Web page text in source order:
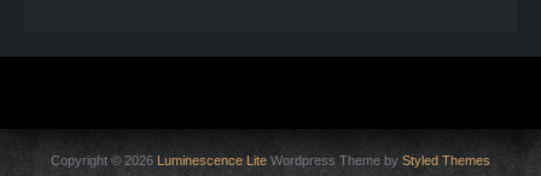
Copyright © 2026 Luminescence Lite Wordpress Theme by Styled Themes